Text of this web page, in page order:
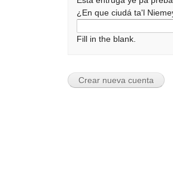
¿En que ciudá ta'l
Fill in the blank.